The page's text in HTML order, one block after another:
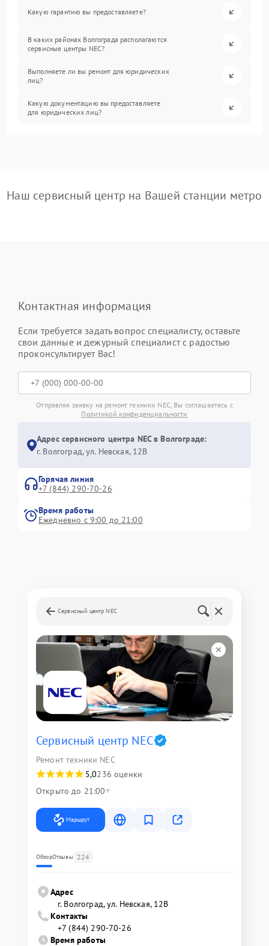
Какую гарантию вы предоставляете?
В каких районах Волгограда располагаются
сервисные центры NEC?
Выполняете ли вы ремонт для юридических
лиц?
Какую документацию вы предоставляете
для юридических лиц?
Наш сервисный центр на Вашей станции метро
Контактная информация
Если требуется задать вопрос специалисту, оставьте
свои данные и дежурный специалист с радостью
проконсультирует Вас!
Отправляя заявку на ремонт техники NEC, Вы соглашаетесь с
Политикой конфиденциальности
Адрес сервисного центра NEC в Волгограде:
г. Волгоград, ул. Невская, 12В
Горячая линия
+7 (844) 290-70-26
Время работы
Ежедневно с 9:00 до 21:00
Сервисный центр NEC
Сервисный центр NEC
Ремонт техники NEC
5,0236 оценки
Открыто до 21:00
Маршрут
ОбзорОтзывы 224
Адрес
г. Волгоград, ул. Невская, 12В
Контакты
+7 (844) 290-70-26
Время работы